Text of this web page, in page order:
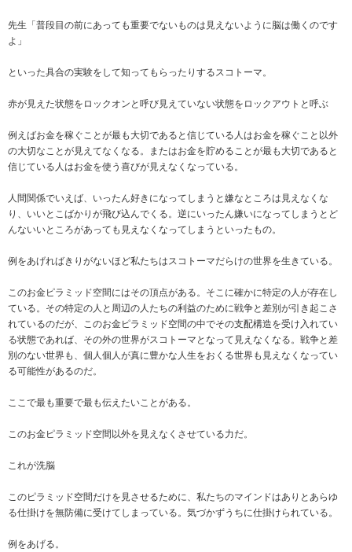
先生「普段目の前にあっても重要でないものは見えないように脳は働くのです
よ」
といった具合の実験をして知ってもらったりするスコトーマ。
赤が見えた状態をロックオンと呼び見えていない状態をロックアウトと呼ぶ
例えばお金を稼ぐことが最も大切であると信じている人はお金を稼ぐこと以外
の大切なことが見えてなくなる。またはお金を貯めることが最も大切であると
信じている人はお金を使う喜びが見えなくなっている。
人間関係でいえば、いったん好きになってしまうと嫌なところは見えなくな
り、いいとこばかりが飛び込んでくる。逆にいったん嫌いになってしまうとど
んないいところがあっても見えなくなってしまうといったもの。
例をあげればきりがないほど私たちはスコトーマだらけの世界を生きている。
このお金ピラミッド空間にはその頂点がある。そこに確かに特定の人が存在し
ている。その特定の人と周辺の人たちの利益のために戦争と差別が引き起こさ
れているのだが、このお金ピラミッド空間の中でその支配構造を受け入れてい
る状態であれば、その外の世界がスコトーマとなって見えなくなる。戦争と差
別のない世界も、個人個人が真に豊かな人生をおくる世界も見えなくなってい
る可能性があるのだ。
ここで最も重要で最も伝えたいことがある。
このお金ピラミッド空間以外を見えなくさせている力だ。
これが洗脳
このピラミッド空間だけを見させるために、私たちのマインドはありとあらゆ
る仕掛けを無防備に受けてしまっている。気づかずうちに仕掛けられている。
例をあげる。